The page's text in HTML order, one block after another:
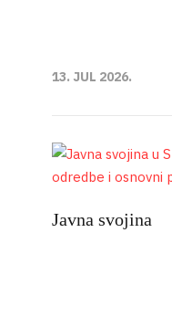
13. JUL 2026.
Javna svojina